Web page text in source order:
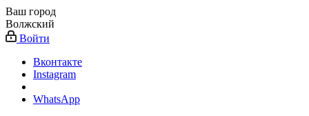
Ваш город
Волжский
Войти
Вконтакте
Instagram
WhatsApp